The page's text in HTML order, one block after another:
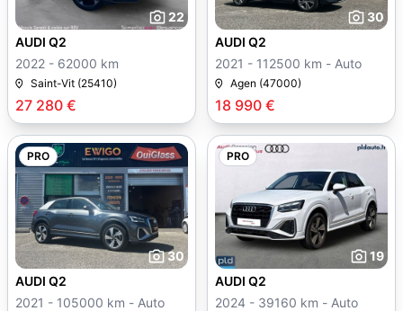
22
27 280 €
AUDI Q2
2022 - 62000 km
Saint-Vit (25410)
30
18 990 €
AUDI Q2
2021 - 112500 km - Auto
Agen (47000)
PRO
30
AUDI Q2
2021 - 105000 km - Auto
PRO
19
AUDI Q2
2024 - 39160 km - Auto